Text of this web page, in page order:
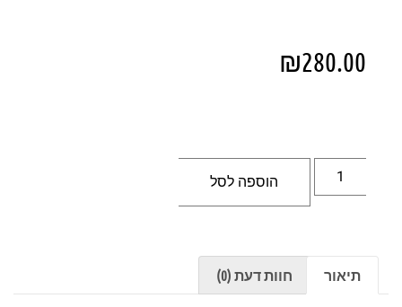
₪280.00
הוספה לסל
תיאור חוות דעת (0)